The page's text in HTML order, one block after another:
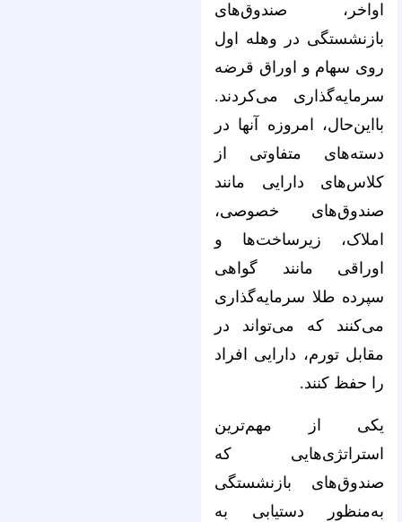
اواخر، صندوق‌های
بازنشستگی در وهله اول
روی سهام و اوراق قرضه
سرمایه‌گذاری می‌کردند.
با‌این‌حال، امروزه آنها در
دسته‌های متفاوتی از
کلاس‌های دارایی مانند
صندوق‌های خصوصی،
املاک، زیرساخت‌ها و
اوراقی مانند گواهی
سپرده طلا سرمایه‌گذاری
می‌کنند که می‌تواند در
مقابل تورم، دارایی افراد
را حفظ کنند.
یکی از مهم‌ترین
استراتژی‌هایی که
صندوق‌های بازنشستگی
به‌منظور دستیابی به